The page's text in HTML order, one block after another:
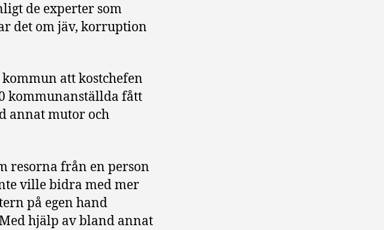
de experter som
det om jäv, korruption
att kostchefen
kommunanställda fått
annat mutor och
resorna från en person
ville bidra med mer
på egen hand
hjälp av bland annat